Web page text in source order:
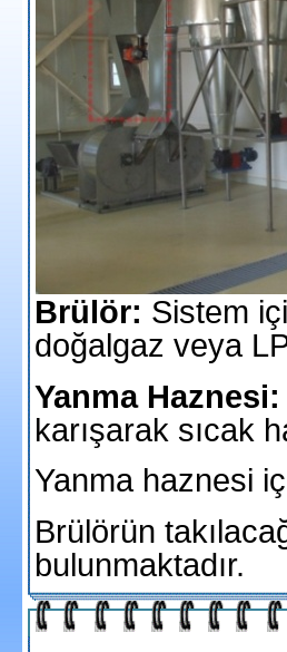
Brülör: Sistem
doğalgaz veya
Yanma Haznesi:
karışarak sıcak
Yanma haznesi
Brülörün
bulunmaktadır.